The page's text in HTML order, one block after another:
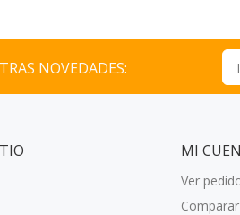
NOVEDADES:
MI
Ver
Comparar